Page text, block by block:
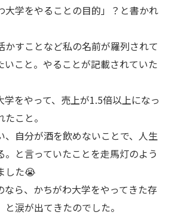
大学をやることの目的」？と書かれ
かすことなど私の名前が羅列されて
いこと。やることが記載されていた
学をやって、売上が1.5倍以上になっ
こと。
、自分が酒を飲めないことで、人生
。と言っていたことを走馬灯のよう
した😭
なら、かちがわ大学をやってきた存
涙が出てきたのでした。